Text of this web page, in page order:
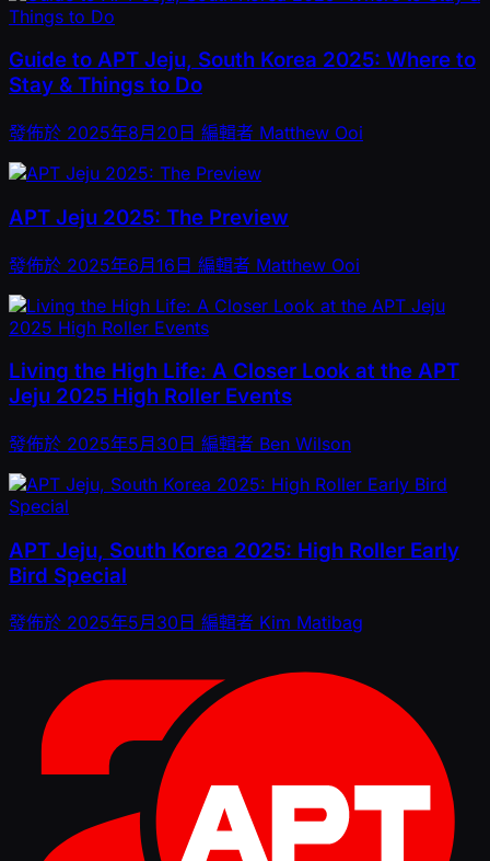
Guide to APT Jeju, South Korea 2025: Where to
Stay & Things to Do
發佈於 2025年8月20日 編輯者 Matthew Ooi
APT Jeju 2025: The Preview
發佈於 2025年6月16日 編輯者 Matthew Ooi
Living the High Life: A Closer Look at the APT
Jeju 2025 High Roller Events
發佈於 2025年5月30日 編輯者 Ben Wilson
APT Jeju, South Korea 2025: High Roller Early
Bird Special
發佈於 2025年5月30日 編輯者 Kim Matibag